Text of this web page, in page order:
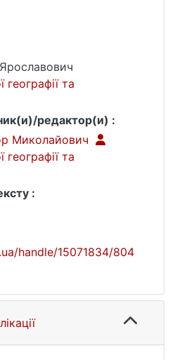
географії та
редактор(и) :
Миколайович
географії та
:
handle/15071834/804